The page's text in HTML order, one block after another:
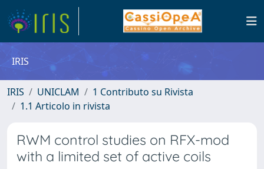
IRIS
IRIS UNICLAM
1 Contributo su Rivista
1.1 Articolo in rivista
RWM control studies on RFX-mod
with a limited set of active coils